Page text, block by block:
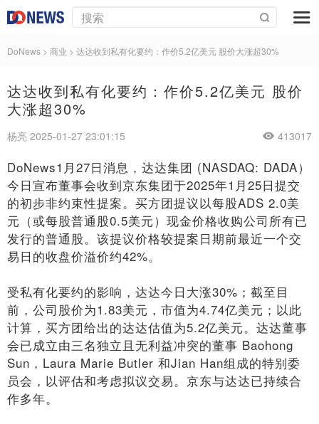
DoNews > 商业 > 达达收到私有化要约：作价5.2亿美元 股价大涨超30%
达达收到私有化要约：作价5.2亿美元 股价
大涨超30%
杨亮 2025-01-27 23:01:15 413017
DoNews1月27日消息，达达集团 (NASDAQ: DADA）
今日宣布董事会收到京东集团于2025年1月25日提交
的初步非约束性提案。买方团提议以每股ADS 2.0美
元（或每股普通股0.5美元）现金价格收购公司所有已
发行的普通股。该提议价格较提案日期前最近一个交
易日的收盘价溢价约42%。
受私有化要约的影响，达达今日大涨30%；截至目
前，公司股价为1.83美元，市值为4.74亿美元；以此
计算，买方团给出的达达估值为5.2亿美元。达达董事
会已成立由三名独立且无利益冲突的董事 Baohong
Sun，Laura Marie Butler 和Jian Han组成的特别委
员会，以评估和考虑拟议交易。京东与达达已持续合
作多年。